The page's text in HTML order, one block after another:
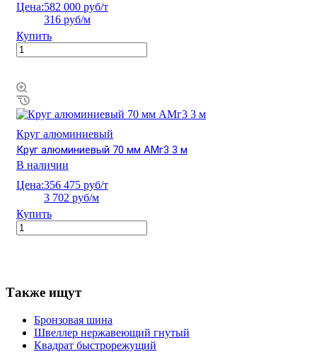
Цена:582 000 руб/т
316 руб/м
Купить
Круг алюминиевый
Круг алюминиевый 70 мм АМг3 3 м
В наличии
Цена:356 475 руб/т
3 702 руб/м
Купить
Также ищут
Бронзовая шина
Швеллер нержавеющий гнутый
Квадрат быстрорежущий